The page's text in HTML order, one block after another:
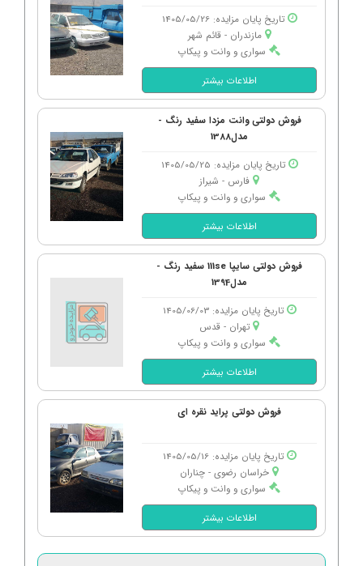
تاریخ پایان مزایده: 1405/05/26
مازندران - قائم شهر
سواری و وانت و پیکاپ
اطلاعات بیشتر
فروش دولتی وانت مزدا سفید رنگ -
مدل1388
تاریخ پایان مزایده: 1405/05/25
فارس - شیراز
سواری و وانت و پیکاپ
اطلاعات بیشتر
فروش دولتی سایپا 111se سفید رنگ -
مدل1394
تاریخ پایان مزایده: 1405/06/03
تهران - قدس
سواری و وانت و پیکاپ
اطلاعات بیشتر
فروش دولتی پراید نقره ای
تاریخ پایان مزایده: 1405/05/16
خراسان رضوی - چناران
سواری و وانت و پیکاپ
اطلاعات بیشتر